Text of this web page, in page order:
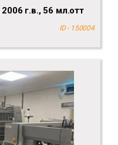
г.в., 56 мл.отт
ID - 150004